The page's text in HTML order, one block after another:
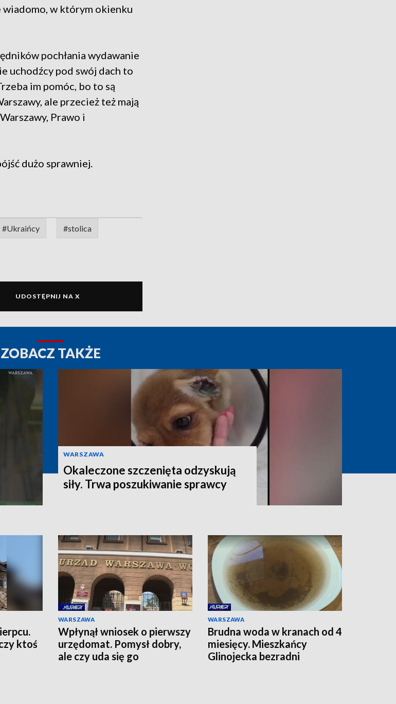
wiadomo, w którym okienku
pochłania wydawanie
uchodźcy pod swój dach to
im pomóc, bo to są
ale przecież też mają
Prawo i
dużo sprawniej.
#Ukraińcy #stolica
UDOSTĘPNIJ NA X
ZOBACZ TAKŻE
WARSZAWA
Okaleczone szczenięta odzyskują
siły. Trwa poszukiwanie sprawcy
ktoś
WARSZAWA
Wpłynął wniosek o pierwszy
urzędomat. Pomysł dobry,
ale czy uda się go
WARSZAWA
Brudna woda w kranach od 4
miesięcy. Mieszkańcy
Glinojecka bezradni